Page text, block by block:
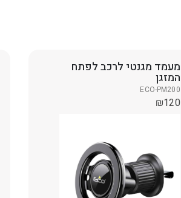
מעמד מגנטי לרכב לפתח
המזגן
ECO-PM200
₪120